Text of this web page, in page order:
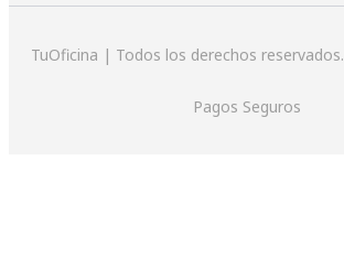
TuOficina | Todos los derechos reservados.
Pagos Seguros